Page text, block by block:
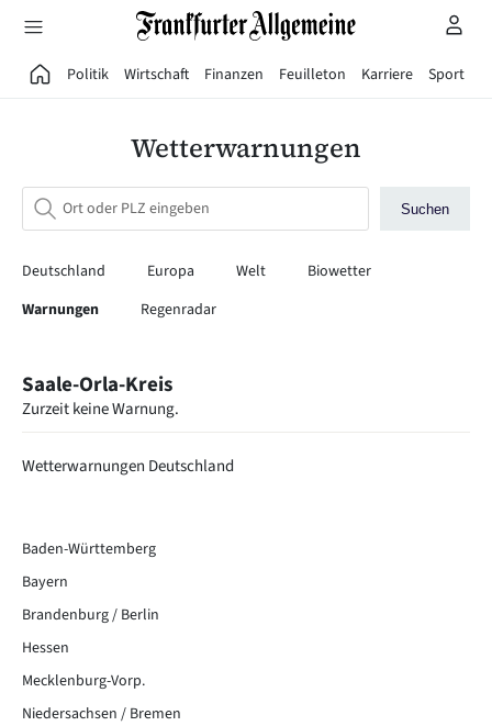
Direkt zum Hauptinhalt
Politik Wirtschaft Finanzen Feuilleton Karriere Sport
Wetterwarnungen
Suchen
Deutschland Europa Welt
Biowetter
Warnungen
Regenradar
Saale-Orla-Kreis
Zurzeit keine Warnung.
Wetterwarnungen Deutschland
Baden-Württemberg
Bayern
Brandenburg / Berlin
Hessen
Mecklenburg-Vorp.
Niedersachsen / Bremen